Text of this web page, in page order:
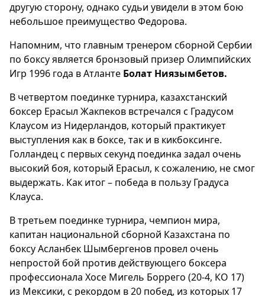
другую сторону, однако судьи увидели в этом бою
небольшое преимущество Федорова.
Напомним, что главным тренером сборной Сербии
по боксу является бронзовый призер Олимпийских
Игр 1996 года в Атланте Болат Ниязымбетов.
В четвертом поединке турнира, казахстанский
боксер Ерасыл Жакпеков встречался с Градусом
Клаусом из Нидерландов, который практикует
выступления как в боксе, так и в кикбоксинге.
Голландец с первых секунд поединка задал очень
высокий боя, который Ерасыл, к сожалению, не смог
выдержать. Как итог – победа в пользу Градуса
Клауса.
В третьем поединке турнира, чемпион мира,
капитан национальной сборной Казахстана по
боксу Асланбек Шымбергенов провел очень
непростой бой против действующего боксера
профессионала Хосе Мигель Боррего (20-4, КО 17)
из Мексики, с рекордом в 20 побед, из которых 17